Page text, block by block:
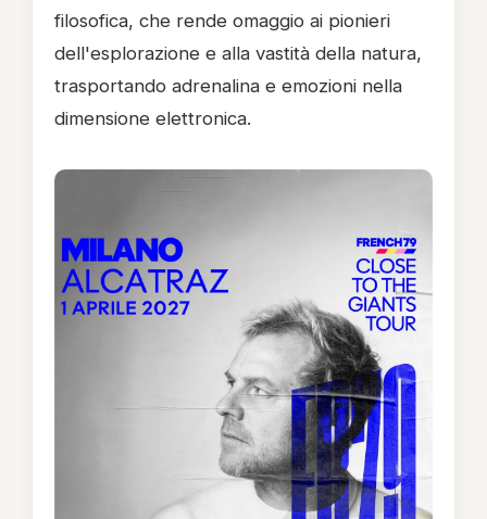
filosofica, che rende omaggio ai pionieri
dell'esplorazione e alla vastità della natura,
trasportando adrenalina e emozioni nella
dimensione elettronica.